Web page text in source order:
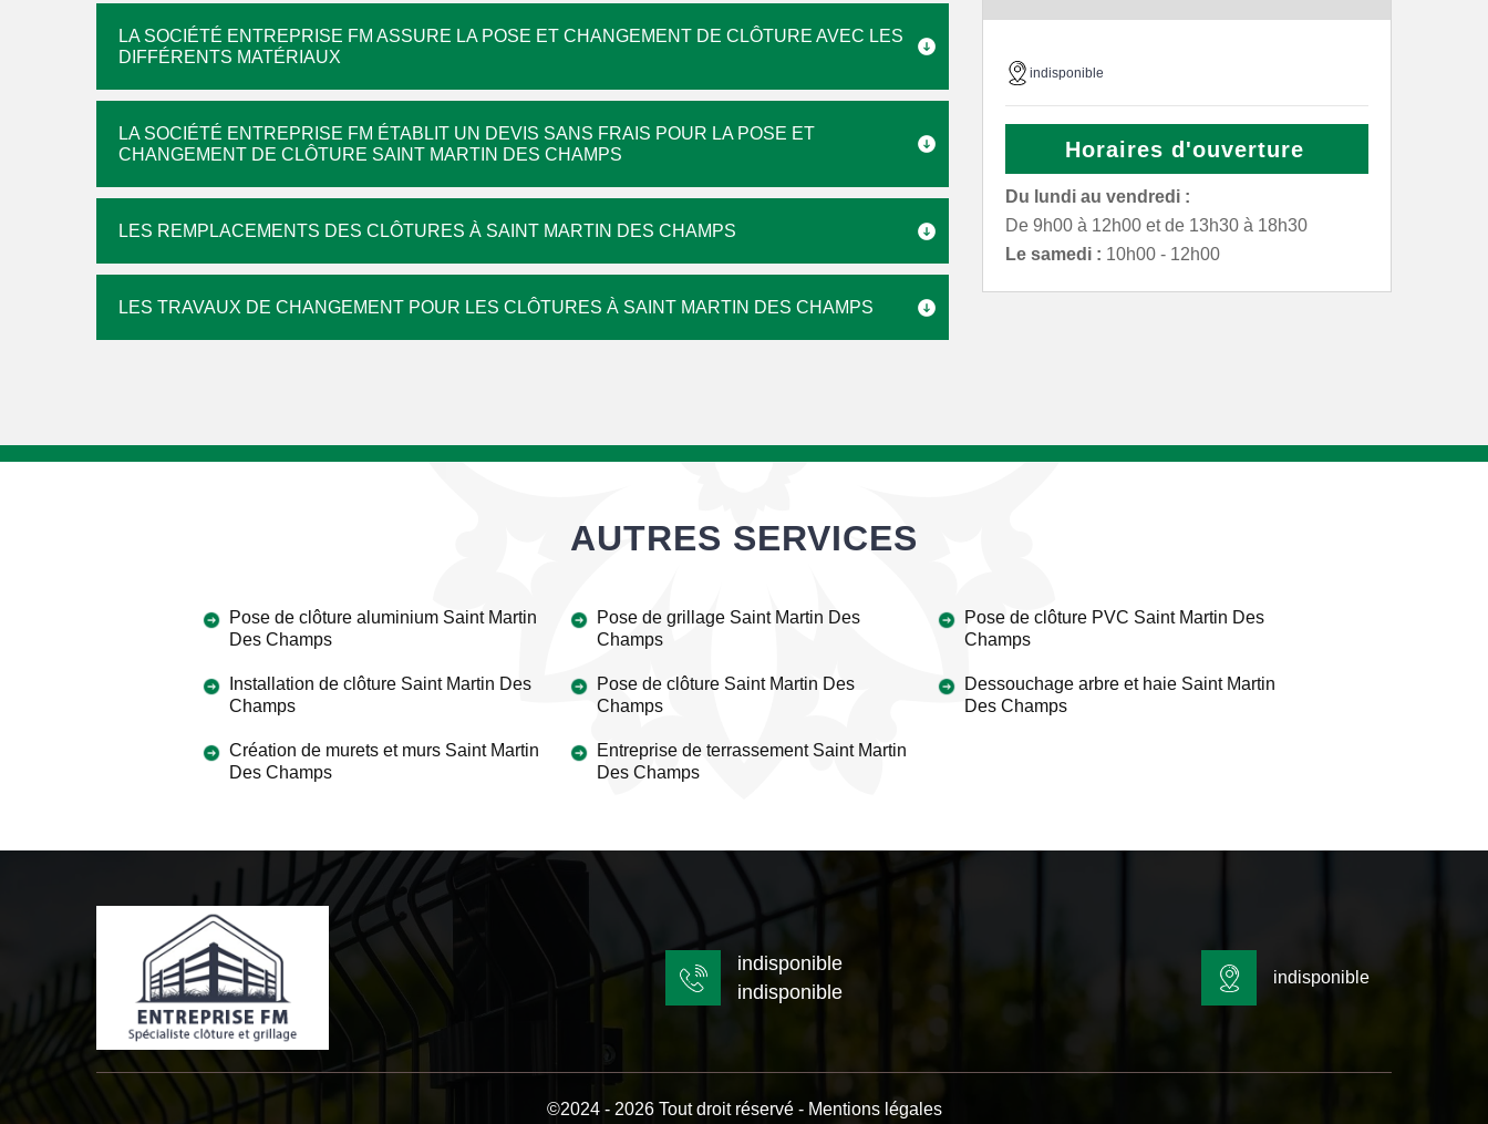
LA SOCIÉTÉ ENTREPRISE FM ASSURE LA POSE ET CHANGEMENT DE CLÔTURE AVEC LES
DIFFÉRENTS MATÉRIAUX
LA SOCIÉTÉ ENTREPRISE FM ÉTABLIT UN DEVIS SANS FRAIS POUR LA POSE ET
CHANGEMENT DE CLÔTURE SAINT MARTIN DES CHAMPS
LES REMPLACEMENTS DES CLÔTURES À SAINT MARTIN DES CHAMPS
LES TRAVAUX DE CHANGEMENT POUR LES CLÔTURES À SAINT MARTIN DES CHAMPS
indisponible
Horaires d'ouverture
Du lundi au vendredi :
De 9h00 à 12h00 et de 13h30 à 18h30
Le samedi : 10h00 - 12h00
AUTRES SERVICES
Pose de clôture aluminium Saint Martin
Des Champs
Installation de clôture Saint Martin Des
Champs
Création de murets et murs Saint Martin
Des Champs
Pose de grillage Saint Martin Des
Champs
Pose de clôture Saint Martin Des
Champs
Entreprise de terrassement Saint Martin
Des Champs
Pose de clôture PVC Saint Martin Des
Champs
Dessouchage arbre et haie Saint Martin
Des Champs
indisponible
indisponible
indisponible
©2024 - 2026 Tout droit réservé - Mentions légales